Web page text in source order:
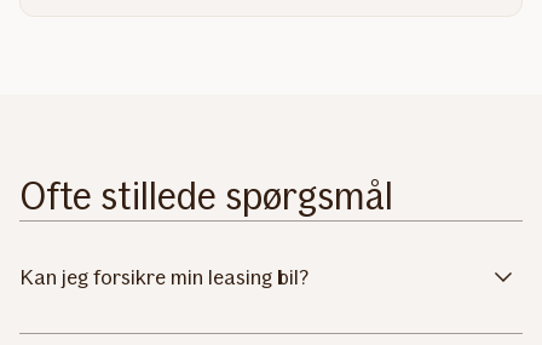
Ofte stillede spørgsmål
Kan jeg forsikre min leasing bil?